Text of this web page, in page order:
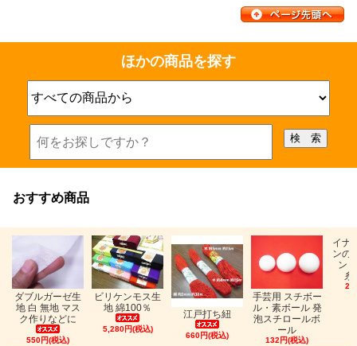
ほかの商品を探す
おすすめ商品
ダブルガーゼ生
地 白 無地 マス
ク作りなどに
550円(税込)
ビリケンモス生
地 綿100％
5,280円(税込)
江戸打ち紐
660円(税込)
手芸用 スチボー
ル・素ボール 発
泡スチロールボ
ール
132円(税込)
イナ
ンの
ン
糸